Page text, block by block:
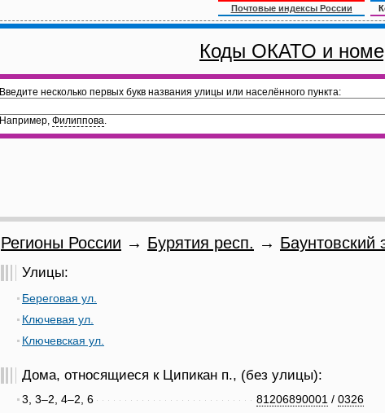
Почтовые индексы России
Коды ОКАТО и
Введите несколько первых букв названия улицы или населённого пункта:
Например, Филиппова.
Регионы России → Бурятия респ. → Баунтовский
Улицы:
Береговая ул.
Ключевая ул.
Ключевская ул.
Дома, относящиеся к Ципикан п., (без улицы):
81206890001 / 0326
3, 3–2, 4–2, 6